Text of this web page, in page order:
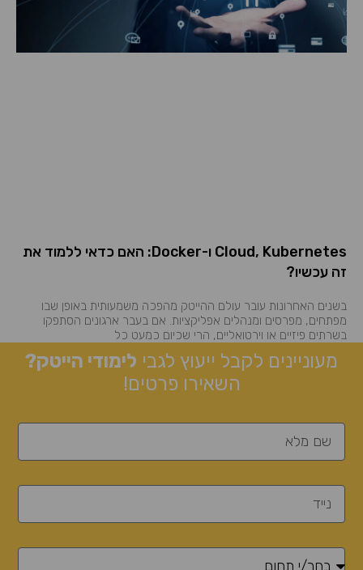
Cloud, Kubernetes ו-Docker: האם כדאי ללמוד את
זה עכשיו?
בשנים האחרונות עובר עולם ההייטק מהפכה משמעותית באופן שבו
מפתחים, מפרסים ומנהלים אפליקציות. אם בעבר ארגונים הסתפקו
בשרתים פיזיים או וירטואליים, הרי שכיום כמעט כל
מעוניינים לקבל ייעוץ לגבי לימודי הייטק?
השאירו פרטים!